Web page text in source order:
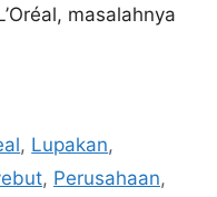
masalahnya
, Lupakan,
, Perusahaan,